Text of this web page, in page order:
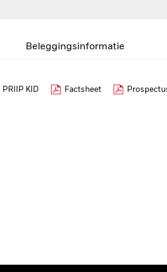
Beleggingsinformatie
PRIIP KID Factsheet